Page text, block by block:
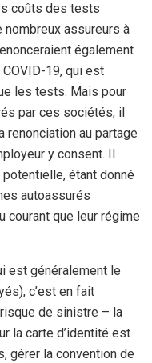
coûts des tests
nombreux assureurs à
également
19, qui est
les tests. Mais pour
par ces sociétés, il
renonciation au partage
y consent. Il
potentielle, étant donné
autoassurés
courant que leur régime
est généralement le
c’est en fait
risque de sinistre – la
la carte d’identité est
gérer la convention de